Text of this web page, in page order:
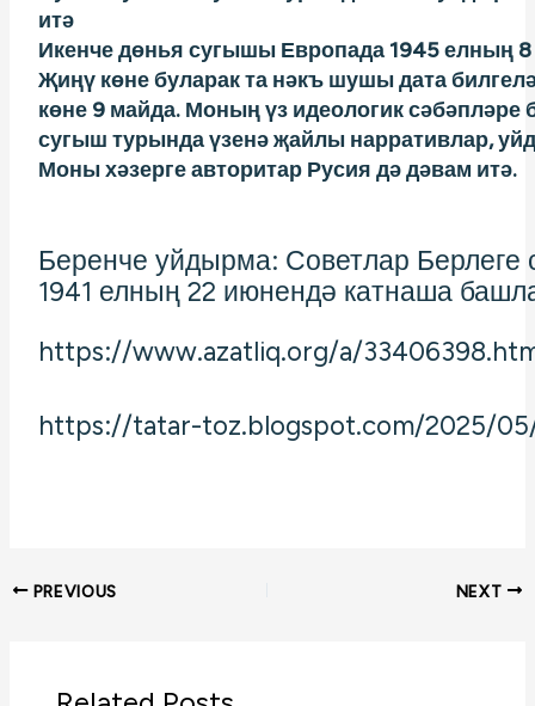
итә
Икенче дөнья сугышы Европада 1945 елның
Җиңү көне буларак та нәкъ шушы дата
көне 9 майда. Моның үз идеологик сәбәпләре
сугыш турында үзенә җайлы нарративлар,
Моны хәзерге авторитар Русия дә дәвам итә.
Беренче уйдырма: Советлар Берлеге
1941 елның 22 июнендә катнаша
https://www.azatliq.org/a/
https://tatar-toz.blogspot.com/2025/
PREVIOUS NEXT